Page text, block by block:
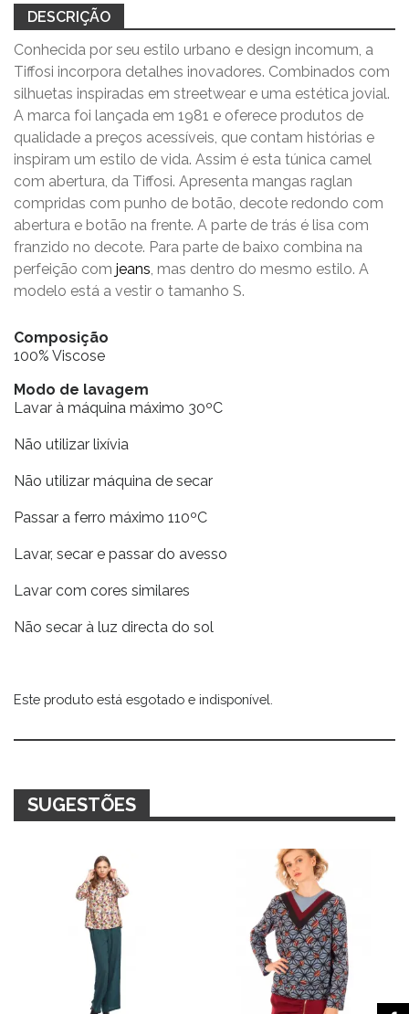
DESCRIÇÃO
Conhecida por seu estilo urbano e design incomum, a
Tiffosi incorpora detalhes inovadores. Combinados com
silhuetas inspiradas em streetwear e uma estética jovial.
A marca foi lançada em 1981 e oferece produtos de
qualidade a preços acessíveis, que contam histórias e
inspiram um estilo de vida. Assim é esta túnica camel
com abertura, da Tiffosi. Apresenta mangas raglan
compridas com punho de botão, decote redondo com
abertura e botão na frente. A parte de trás é lisa com
franzido no decote. Para parte de baixo combina na
perfeição com jeans, mas dentro do mesmo estilo. A
modelo está a vestir o tamanho S.
Composição
100% Viscose
Modo de lavagem
Lavar à máquina máximo 30ºC
Não utilizar lixívia
Não utilizar máquina de secar
Passar a ferro máximo 110ºC
Lavar, secar e passar do avesso
Lavar com cores similares
Não secar à luz directa do sol
Este produto está esgotado e indisponível.
Alternative:
SUGESTÕES